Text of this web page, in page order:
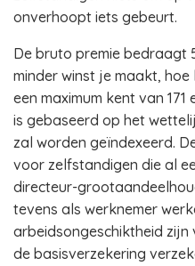
onverhoopt iets gebeurt.
De bruto premie bedraagt
minder winst je maakt,
een maximum kent van
is gebaseerd op het
zal worden geïndexeerd.
voor zelfstandigen die al
directeur-
tevens als werknemer
arbeidsongeschiktheid
de basisverzekering